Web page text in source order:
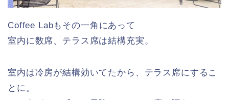
Coffee Labもその一角にあって
室内に数席、テラス席は結構充実。
室内は冷房が結構効いてたから、テラス席にするこ
とに。